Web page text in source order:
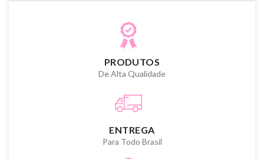
PRODUTOS
De Alta Qualidade
ENTREGA
Para Todo Brasil